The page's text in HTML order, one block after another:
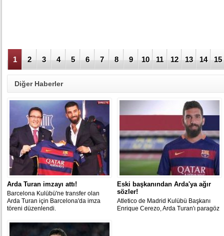
1 2 3 4 5 6 7 8 9 10 11 12 13 14 15
Diğer Haberler
Arda Turan imzayı attı!
Barcelona Kulübü'ne transfer olan
Arda Turan için Barcelona'da imza
töreni düzenlendi.
Eski başkanından Arda'ya ağır
sözler!
Atletico de Madrid Kulübü Başkanı
Enrique Cerezo, Arda Turan'ı paragöz